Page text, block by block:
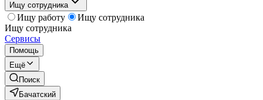
Ищу сотрудника
Ищу работу
Ищу сотрудника
Ищу сотрудника
Сервисы
Помощь
Ещё
Поиск
Бачатский